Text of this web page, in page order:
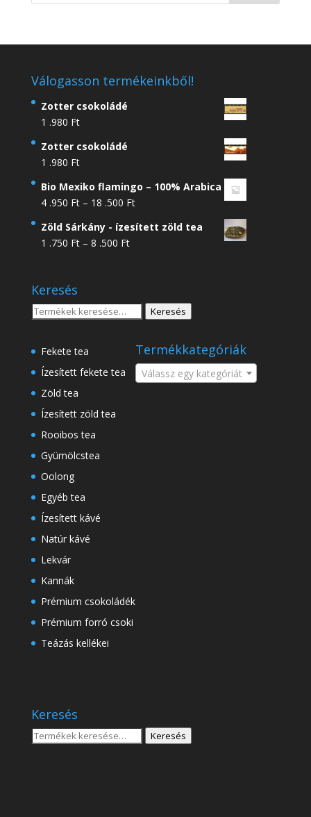
Válogasson termékeinkből!
Zotter csokoládé
1 .980 Ft
Zotter csokoládé
1 .980 Ft
Bio Mexiko flamingo – 100% Arabica
4 .950 Ft – 18 .500 FtÁrtartomány:
.950 Ft
Zöld Sárkány - ízesített zöld tea
1 .750 Ft – 8 .500 FtÁrtartomány:
8
.500 Ft
Keresés
Keresés
Keresés
Fekete tea
Ízesített fekete tea
Zöld tea
Ízesített zöld tea
Rooibos tea
Gyümölcstea
Oolong
Egyéb tea
Ízesített kávé
Natúr kávé
Lekvár
Kannák
Prémium csokoládék
Prémium forró csoki
Teázás kellékei
Termékkategóriák
Válassz egy kategóriát
Keresés
Keresés
Keresés